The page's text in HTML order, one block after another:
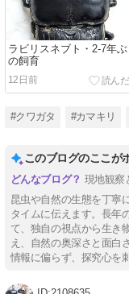
ラビリスネブト・2-7年ぶ
の飼育
12日前
#クワガタ #カマキリ
このブログのここが
現地観察
昆虫や自然の生態を丁寧
タイムに伝えます。長年
て、独自の視点から生き
え、自然の奥深さと面白
情報に偏らず、探究心を